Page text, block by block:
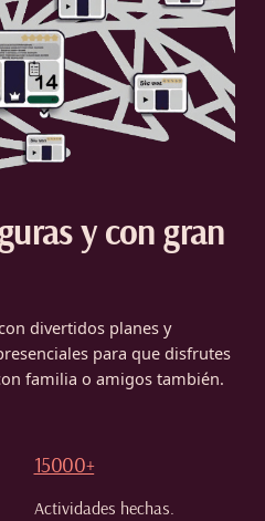
y con gran
divertidos planes y
para que disfrutes
familia o amigos también.
15000+
Actividades hechas.